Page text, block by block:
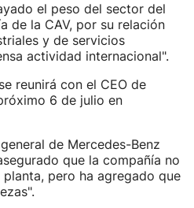
el peso del sector del
de la CAV, por su relación
y de servicios
actividad internacional".
reunirá con el CEO de
6 de julio en
de Mercedes-Benz
que la compañía no
pero ha agregado que